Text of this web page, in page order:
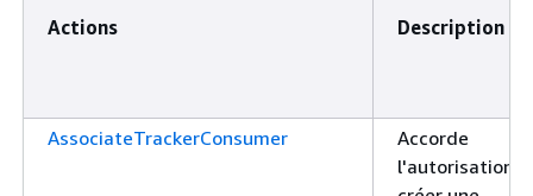
Actions Description
AssociateTrackerConsumer
Accorde
l'autorisation